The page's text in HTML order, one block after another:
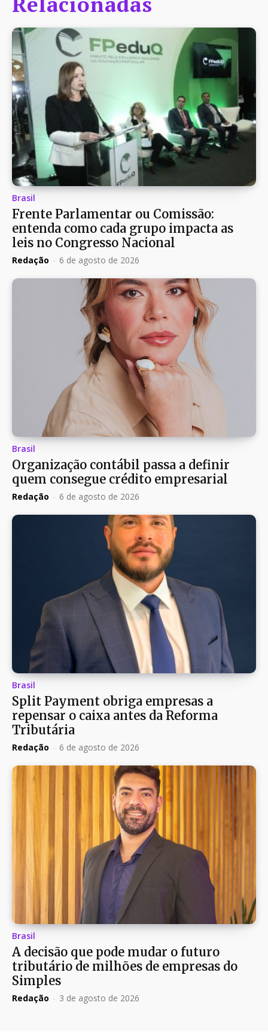
Brasil
Frente Parlamentar ou Comissão:
entenda como cada grupo impacta as
leis no Congresso Nacional
Redação - 6 de agosto de 2026
Brasil
Organização contábil passa a definir
quem consegue crédito empresarial
Redação - 6 de agosto de 2026
Brasil
Split Payment obriga empresas a
repensar o caixa antes da Reforma
Tributária
Redação - 6 de agosto de 2026
Brasil
A decisão que pode mudar o futuro
tributário de milhões de empresas do
Simples
Redação - 3 de agosto de 2026